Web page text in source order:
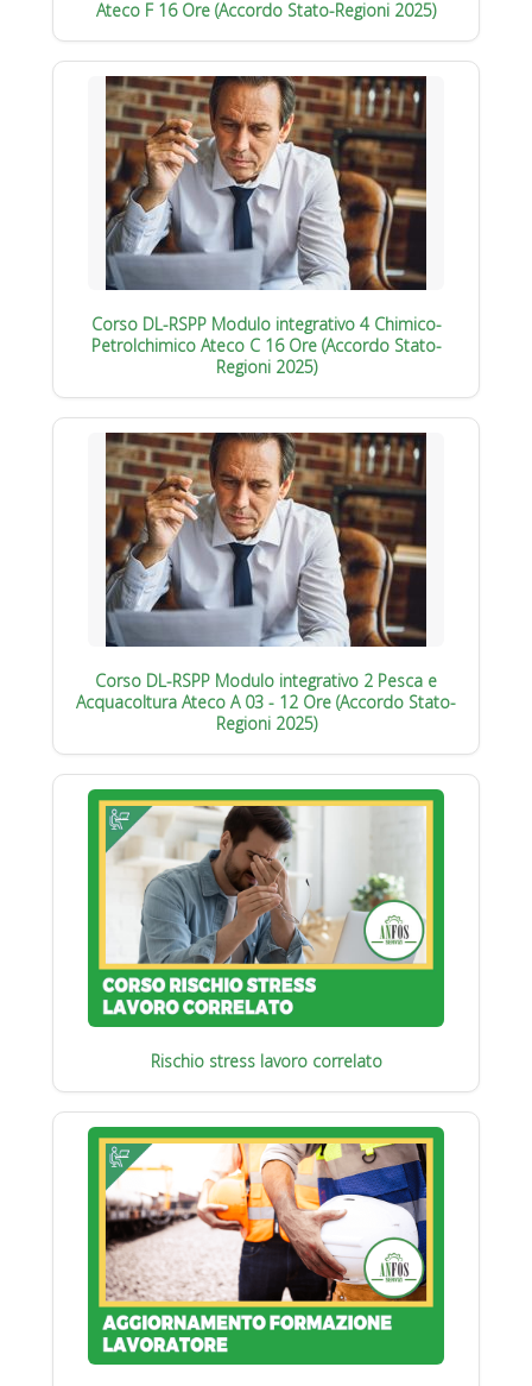
Ateco F 16 Ore (Accordo Stato-Regioni 2025)
Corso DL-RSPP Modulo integrativo 4 Chimico-
Petrolchimico Ateco C 16 Ore (Accordo Stato-
Regioni 2025)
Corso DL-RSPP Modulo integrativo 2 Pesca e
Acquacoltura Ateco A 03 - 12 Ore (Accordo Stato-
Regioni 2025)
Rischio stress lavoro correlato